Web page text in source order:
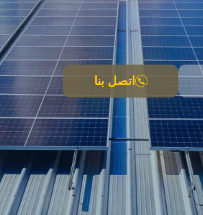
اتصل بنا